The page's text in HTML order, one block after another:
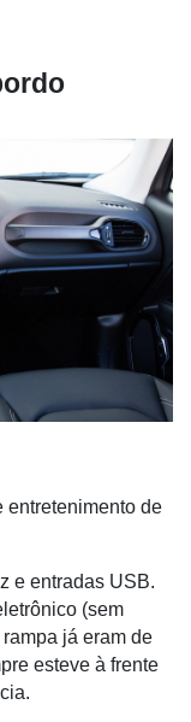
entretenimento de
e entradas USB.
(sem
já eram de
esteve à frente